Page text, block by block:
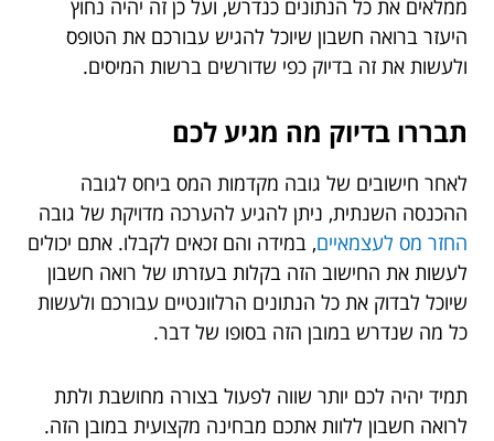
ממלאים את כל הנתונים כנדרש, ועל כן זה יהיה נחוץ
היעזר ברואה חשבון שיוכל להגיש עבורכם את הטופס
ולעשות את זה בדיוק כפי שדורשים ברשות המיסים.
תבררו בדיוק מה מגיע לכם
לאחר חישובים של גובה מקדמות המס ביחס לגובה
ההכנסה השנתית, ניתן להגיע להערכה מדויקת של גובה
החזר מס לעצמאיים, במידה והם זכאים לקבלו. אתם יכולים
לעשות את החישוב הזה בקלות בעזרתו של רואה חשבון
שיוכל לבדוק את כל הנתונים הרלוונטיים עבורכם ולעשות
כל מה שנדרש במובן הזה בסופו של דבר.
תמיד יהיה לכם יותר שווה לפעול בצורה מחושבת ולתת
לרואה חשבון ללוות אתכם מבחינה מקצועית במובן הזה.